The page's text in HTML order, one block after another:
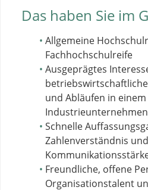
Das haben Sie im
Allgemeine
Fachhochschulreife
Ausgeprägtes
und Abläufen in einem
Industrieunternehmen
Schnelle
Zahlenverständnis und
Freundliche, offene
Organisationstalent